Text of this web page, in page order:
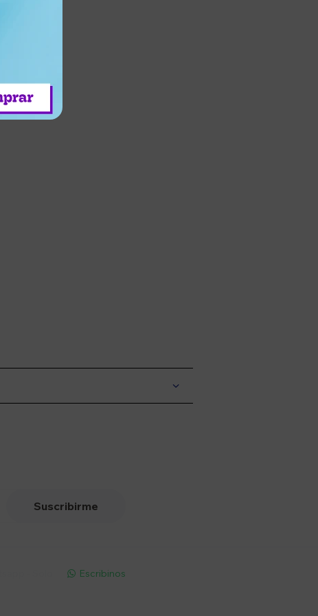
Suscribirme
 Escribinos